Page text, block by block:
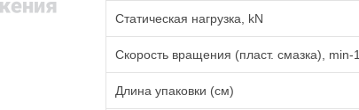
Статическая нагрузка, kN
Скорость вращения (пласт. смазка), min-1
Длина упаковки (см)